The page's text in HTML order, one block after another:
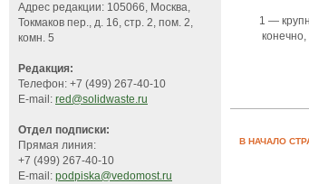
Адрес редакции: 105066, Москва,
Токмаков пер., д. 16, стр. 2, пом. 2,
комн. 5
Редакция:
Телефон: +7 (499) 267-40-10
E-mail: red@solidwaste.ru
Отдел подписки:
Прямая линия:
+7 (499) 267-40-10
E-mail: podpiska@vedomost.ru
1 —
В НАЧАЛО